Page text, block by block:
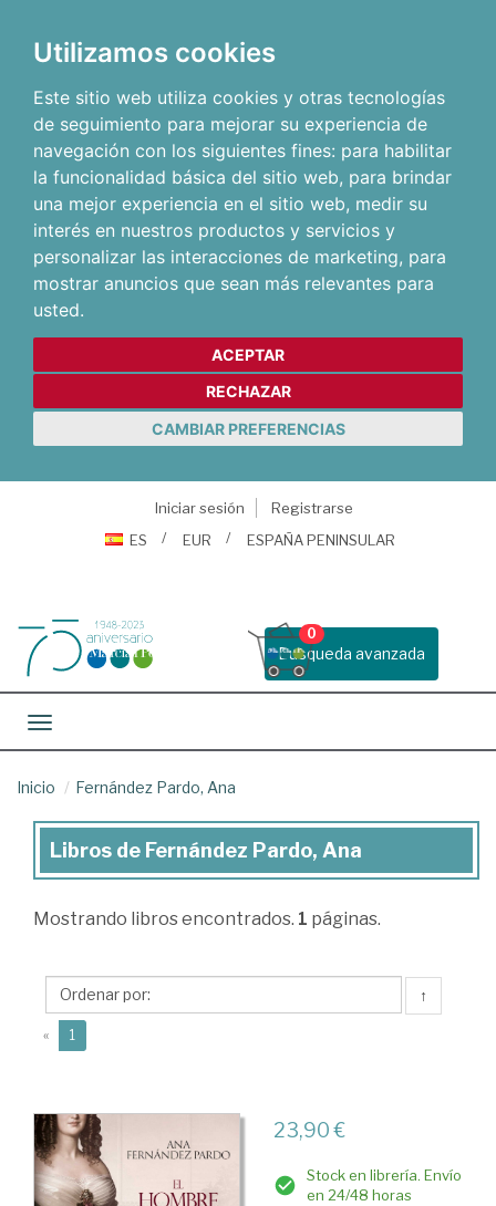
Utilizamos cookies
Este sitio web utiliza cookies y otras tecnologías
de seguimiento para mejorar su experiencia de
navegación con los siguientes fines: para habilitar
la funcionalidad básica del sitio web, para brindar
una mejor experiencia en el sitio web, medir su
interés en nuestros productos y servicios y
personalizar las interacciones de marketing, para
mostrar anuncios que sean más relevantes para
usted.
ACEPTAR
RECHAZAR
CAMBIAR PREFERENCIAS
Iniciar sesión
Registrarse
ES
EUR ESPAÑA PENINSULAR
Busqueda avanzada
0
Toggle navigation
Inicio Fernández Pardo, Ana
Libros
Fernández
Ana
Libros de Fernández Pardo, Ana
Mostrando libros encontrados. 1 páginas.
↑
« 1
23,90 €
Stock en librería. Envío
en 24/48 horas